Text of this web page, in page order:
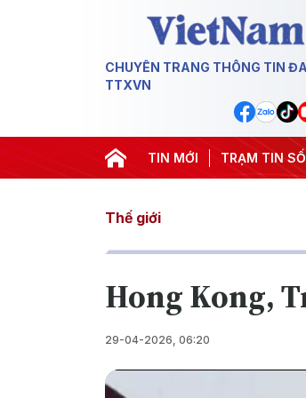
CHUYÊN TRANG THÔNG TIN
TTXVN
TIN MỚI TRẠM TIN SỐ
#Hội nghị Trung ương 3
Thế giới
Hong Kong,
29-04-2026, 06:20